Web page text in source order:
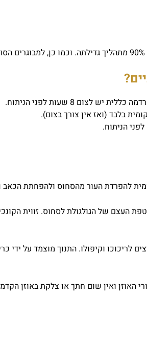
8 שעות לפני הניתוח.
בלבד (ואז אין צורך בצום).
להפרדת העור מהסחוס ולהפחתת הכאב
העצם של הגולגולת לסחוס. זווית
לריכוכו וקיפולו. התנוך מוצמד על ידי
האוזן ואין שום חתך או צלקת באוזן